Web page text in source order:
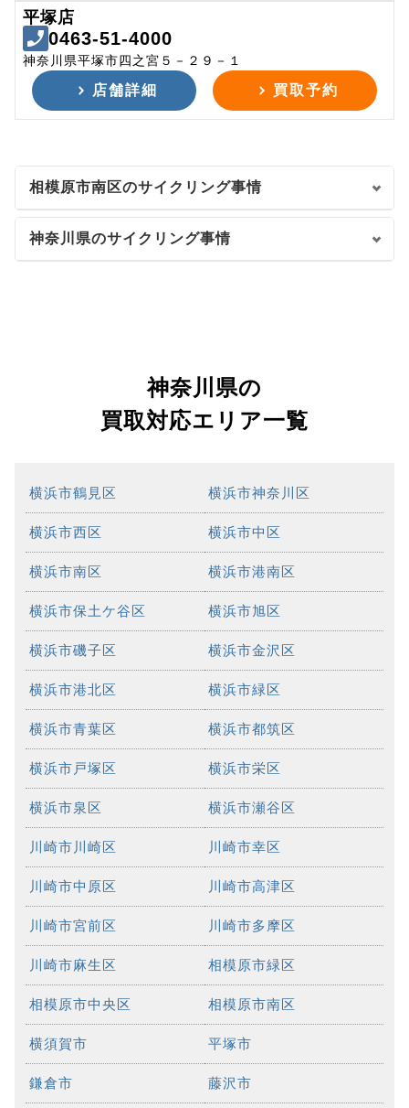
平塚店
0463-51-4000
神奈川県平塚市四之宮５－２９－１
店舗詳細 買取予約
相模原市南区のサイクリング事情
神奈川県のサイクリング事情
神奈川県の
買取対応エリア一覧
横浜市鶴見区 横浜市神奈川区
横浜市西区 横浜市中区
横浜市南区 横浜市港南区
横浜市保土ケ谷区 横浜市旭区
横浜市磯子区 横浜市金沢区
横浜市港北区 横浜市緑区
横浜市青葉区 横浜市都筑区
横浜市戸塚区 横浜市栄区
横浜市泉区 横浜市瀬谷区
川崎市川崎区 川崎市幸区
川崎市中原区 川崎市高津区
川崎市宮前区 川崎市多摩区
川崎市麻生区 相模原市緑区
相模原市中央区 相模原市南区
横須賀市 平塚市
鎌倉市 藤沢市